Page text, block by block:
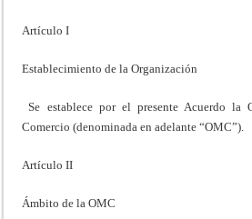
Artículo I
Establecimiento de la Organización
Se establece por el presente Acuerdo la
Comercio (denominada en adelante “OMC”).
Artículo II
Ámbito de la OMC